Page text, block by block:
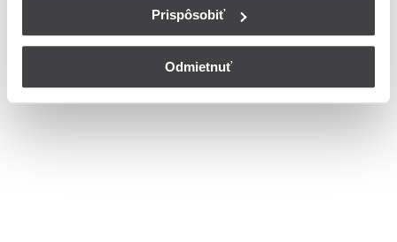
Prispôsobiť
Odmietnuť